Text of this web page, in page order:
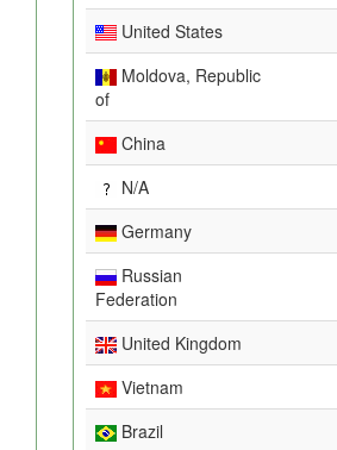
United States
Moldova, Republic
of
China
N/A
Germany
Russian
Federation
United Kingdom
Vietnam
Brazil